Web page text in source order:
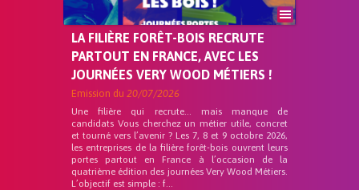
LA FILIÈRE FORÊT-BOIS RECRUTE
PARTOUT EN FRANCE, AVEC LES
JOURNÉES VERY WOOD MÉTIERS !
Emission du 20/07/2026
Une filière qui recrute… mais manque de
candidats Vous cherchez un métier utile, concret
et tourné vers l’avenir ? Les 7, 8 et 9 octobre 2026,
les entreprises de la filière forêt-bois ouvrent leurs
portes partout en France à l’occasion de la
quatrième édition des journées Very Wood Métiers.
L’objectif est simple : f...